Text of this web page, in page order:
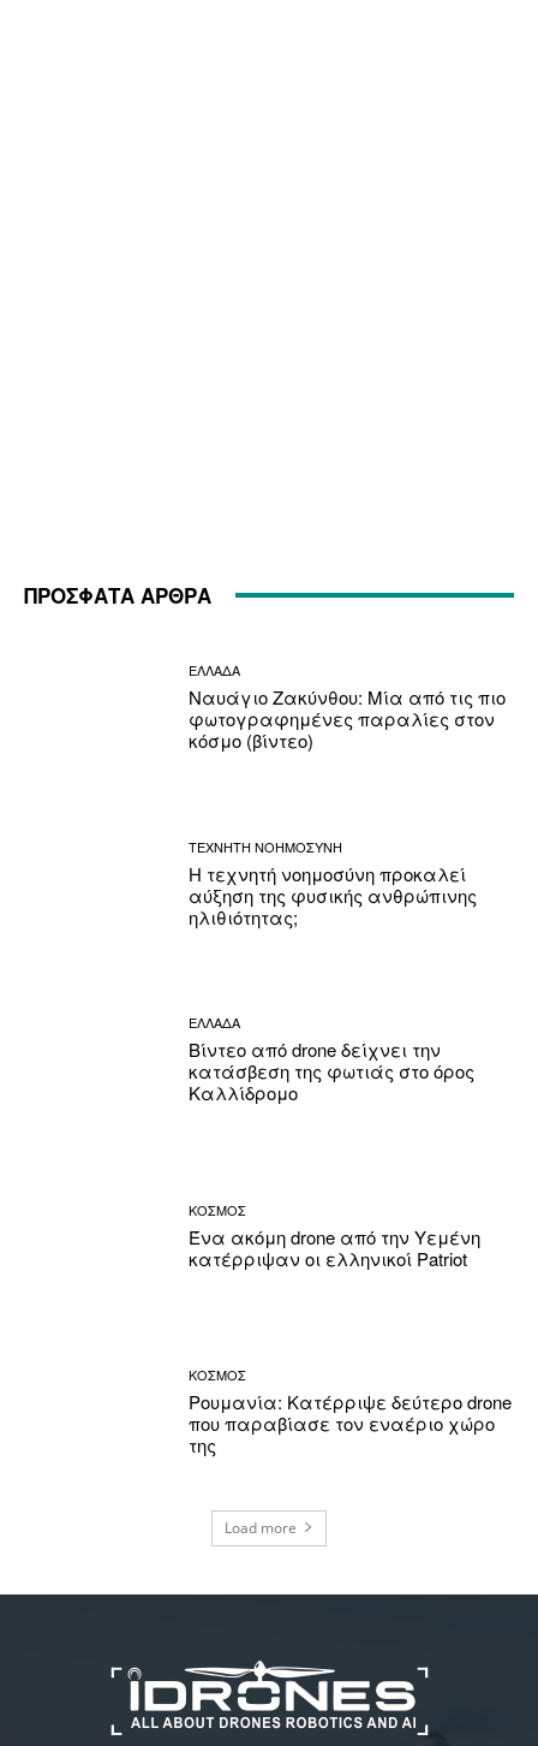
ΠΡΟΣΦΑΤΑ ΑΡΘΡΑ
ΕΛΛΑΔΑ
Ναυάγιο Ζακύνθου: Μία από τις πιο
φωτογραφημένες παραλίες στον
κόσμο (βίντεο)
ΤΕΧΝΗΤΗ ΝΟΗΜΟΣΥΝΗ
Η τεχνητή νοημοσύνη προκαλεί
αύξηση της φυσικής ανθρώπινης
ηλιθιότητας;
ΕΛΛΑΔΑ
Βίντεο από drone δείχνει την
κατάσβεση της φωτιάς στο όρος
Καλλίδρομο
ΚΟΣΜΟΣ
Ένα ακόμη drone από την Υεμένη
κατέρριψαν οι ελληνικοί Patriot
ΚΟΣΜΟΣ
Ρουμανία: Κατέρριψε δεύτερο drone
που παραβίασε τον εναέριο χώρο
της
Load more